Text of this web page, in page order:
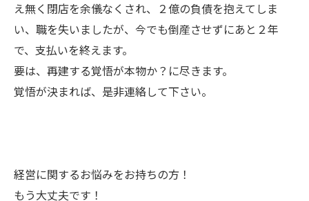
え無く閉店を余儀なくされ、２億の負債を抱えてしま
い、職を失いましたが、今でも倒産させずにあと２年
で、支払いを終えます。
要は、再建する覚悟が本物か？に尽きます。
覚悟が決まれば、是非連絡して下さい。
経営に関するお悩みをお持ちの方！
もう大丈夫です！